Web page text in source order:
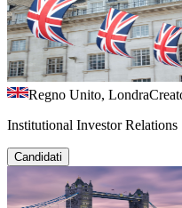
Regno Unito, Londra
Institutional Investor
Candidati